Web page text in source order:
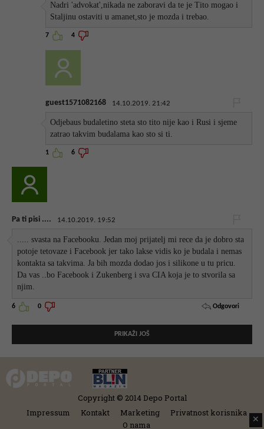
Nadri 'advokat',nikada ne zaboravi da te je Tito mogao i
Staljinu ostaviti u amanet,sto je mozda i trebao.
7 4
guest1571082168 14.10.2019. 21:42
Odjebaus budaletino steta sto tito nije kao i Rusi i sjeme
zatrao takvim budalama kao sto si ti.
1 6
Pa ti pisi .... 14.10.2019. 19:52
..... svasta na Facebooku. Jedan moj prijatelj mi rece da je dobro sta
potoje tetovaze i Facebook jer tako lakse vidis ko je budala i nemas
kontakta sa takvima. Ja bih mozda dodao jos i silikone u tu pricu.
Da vas ..bo Facebook i Zukenberg i sva CIA koja je to stvorila sa
njim.
6 0 Odgovori
PRIKAŽI JOŠ
Copyright © 2014 Depo Portal
Impressum
Kontakt Marketing
Privatnost korisnika
O nama
✕